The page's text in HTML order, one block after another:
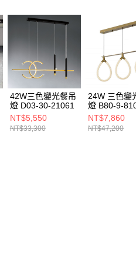
42W三色變光餐吊
燈 D03-30-21061
NT$5,550
NT$33,300
24W 三色變
燈 B80-9-
NT$7,860
NT$47,200